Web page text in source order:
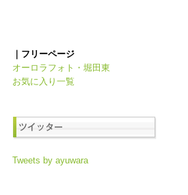
｜フリーページ
オーロラフォト・堀田東
お気に入り一覧
Tweets by ayuwara